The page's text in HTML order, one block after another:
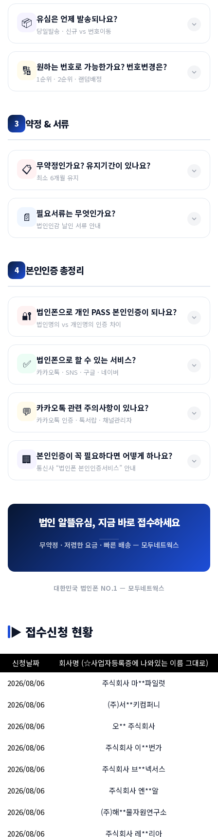
🔴 대리인 신청 시:대리인 신분증, 건강보험 자격득실
확인서, 재직증명서(법인인감 날인), 위임장(법인인감
날인)
증명서, 4대보험 납입증명서, 지급보증보험 영수증
담보금액 = (월 요금 × 3개월) × 개통 회선수
증보험료 발생
진행 메뉴얼은 쉽고, 비용도 비싸지 않습니다.
대표자 개인명의는 법인명의 변경이 수월할 수 있으나,
일반 직원의 개인명의 핸드폰 번호를 법인명의로 변경
하는 것은 어렵거나 불가능할 수 있으니 해당 통신사에
① 신청서 폼 작성→ 자동기입되어 메일로 가입신청서
② 가입신청서 법인도장 날인 3곳+ 필요서류 메일 발
송
③ 상담톡을 통해 회사명 알려주기
④ 유심택배 배송 및 개통진행(평일기준 1~2일 소요)
⚠️ 필독
반드시 접수하기 →“제출” 버튼까지 완료할것!!
📦 유심은 언제 발송되나요?
당일발송 · 신규 vs 번호이동
송가능합니다. (당사 사정으로 1~2일 걸릴 수 있습니다.)
📌 번호이동
유심을 먼저 보내드리고, 받으신 후 연락주시면 개통해
드립니다.
연락 안하셔도 됩니다.
🔢 원하는 번호로 가능한가요? 번호변경은?
1순위 · 2순위 · 랜덤배정
회 시 없으면랜덤으로 배정
골드번호·연속된번호·월일로 유추되는 번호는 거의 불가능
하다고 보시면 됩니다.
💡 번호변경
랜덤으로 개통된 번호가 마음에 들지 않으시면1달 뒤
고객센터에서 번호변경이 가능합니다.
3 약정 & 서류
📋 무약정인가요? 유지기간이 있나요?
최소 6개월 유지
만한 개통이 제약됩니다.
혹시나 개통 전 미리 6개월 이내 해지 관련 담당자와 소
통이 있는 경우, 패널티 위약금 비용을 납부하고 개통은
해드릴 수 있습니다.
📄 필요서류는 무엇인가요?
법인인감 날인 서류 안내
가입신청서 / 위임장 / 확약서
법인 사업자등록증
법인인감증명서 (60일 이내)
대표자 신분증 사본 (뒷자리 가리고 / 대리인 접수여도 필
수)
📧 필요서류 메일전송 안내
구비서류 준비 후 메일로 발송해 주시면 빠르게 접수됩
니다.
4 본인인증 총정리
🔐 법인폰으로 개인 PASS 본인인증이 되나요?
법인명의 vs 개인명의 인증 차이
❌ 안 됩니다!
법인명의로 개통된 폰에서는 사용자(개인)의 PASS 본
인인증이불가능합니다.
법인명의와 개인명의가 다르기 때문입니다.
수 없는 것과 같은 원리!
법인명의로 받을 수 있는 PASS인증은 없습니다.
PASS인증은 오직 개인명의 폰에서만 가능합니다.
우리나라에서 법인명의(예: 주식회사 신세계)로 인증받아
이용하는 SNS나 정부 서비스는 없습니다. 법인 확인 인증
은 회사명, 사업자등록증번호, 법인번호를 입력하여 확인
하는 별도의 절차입니다.
✅ 법인폰으로 할 수 있는 서비스?
카카오톡 · SNS · 구글 · 네이버
톡 활용, 업무전화 이용입니다.
✅ 카카오톡 생성 ✅ 인스타그램
✅ 페이스북
위 서비스들은개통된 번호로 인증번호를 받아 가입
방식이므로, 법인명의/개인명의와 상관없이 모두 가능합니
📌 네이버 가입 안내
법인명의로 네이버 회원가입(단체·비즈니스 회원)을 원
할 경우, 법인명의 인증이 아닌
번호 자체로 인증번호
💬 카카오톡 관련 주의사항이 있나요?
카카오톡 인증 · 톡서랍 · 채널관리자
❌ 법인명의 카카오톡 인증 — 불가
법인명의로의 카카오톡 인증은 통신사 제한으로 불가능합
🔗 카카오 고객센터 안내 바로가기 →
· 톡서랍(저장 구독 유료서비스) — 개인 본인인증 절차
우 있음
✅ 본인인증 없이 사용 가능
카카오톡 모바일 생성, PC 카톡, PC 상담톡 등 카카오
다.
🏢 본인인증이 꼭 필요하다면 어떻게 하나요?
통신사 “법인폰 본인인증서비스” 안내
할 때 신청하는 서비스입니다.
📌 신청 방법
③ 법인 위임대리인이 필요서류 구비 후 본인인증서비
가능!
⚠️ 알뜰통신사 불가
알뜰통신사는 법인명의 개통 시 사용자 개인 본인인증
SK·KT·LG 정규 통신사만 가능합니다.
💡 실무 팁
인증을 신청하시는 편입니다.
→ 알뜰통신사로 먼저 개통 후 사용하다가 불편함을 느
→ 나중에 본인인증이 필요해지면같은 번호 그대로
법인 알뜰유심, 지금 바로 접수하세요
무약정 · 저렴한 요금 · 빠른 배송 — 모두네트웍스
대한민국 법인폰 NO.1 — 모두네트웍스
▶ 접수신청 현황
신청날짜
회사명 (☆사업자등록증에 나와있는 이름 그대로)
2026/08/06
주식회사 마**파일럿
2026/08/06 (주)서**키컴퍼니
2026/08/06 오** 주식회사
2026/08/06 주식회사 이**번가
2026/08/06 주식회사 브**넥서스
2026/08/06 주식회사 엔**알
2026/08/06 (주)해**물자원연구소
2026/08/06 주식회사 레**리아